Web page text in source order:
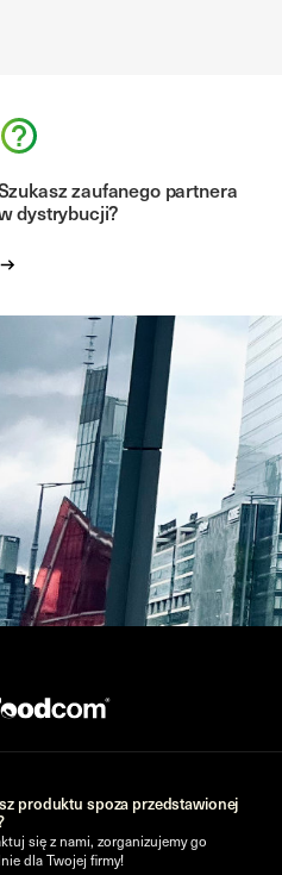
zaufanego partnera
dystrybucji?
produktu spoza przedstawionej
się z nami, zorganizujemy go
dla Twojej firmy!